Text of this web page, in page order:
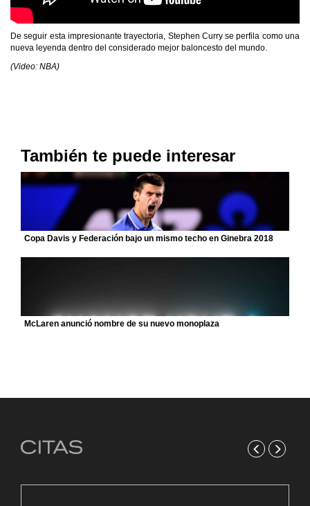
De seguir esta impresionante trayectoria, Stephen Curry se perfila como una
nueva leyenda dentro del considerado mejor baloncesto del mundo.
(Video: NBA)
También te puede interesar
Copa Davis y Federación bajo un mismo techo en Ginebra 2018
McLaren anunció nombre de su nuevo monoplaza